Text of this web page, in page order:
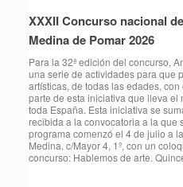
XXXII Concurso nacional
Medina de Pomar 2026
Para la 32ª edición del concurso,
una serie de actividades para que
artísticas, de todas las edades,
parte de esta iniciativa que lleva
toda España. Esta iniciativa se
recibida a la convocatoria a la que
programa comenzó el 4 de julio a
Medina, c/Mayor 4, 1º, con un
concurso: Hablemos de arte.